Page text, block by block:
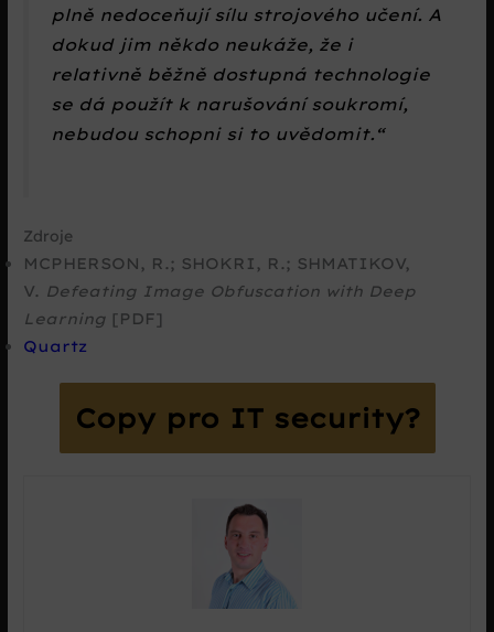
plně nedoceňují sílu strojového učení. A
dokud jim někdo neukáže, že i
relativně běžně dostupná technologie
se dá použít k narušování soukromí,
nebudou schopni si to uvědomit.
Zdroje
MCPHERSON, R.; SHOKRI, R.; SHMATIKOV,
V. Defeating Image Obfuscation with Deep
Learning [PDF]
Quartz
Copy pro IT security?